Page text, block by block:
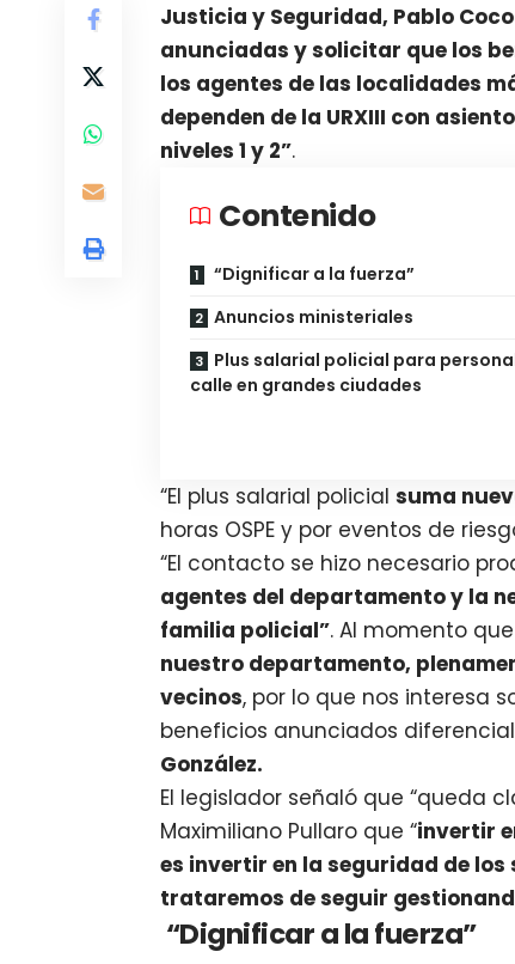
Justicia y Seguridad, Pablo
anunciadas y solicitar que los
los agentes de las localidades
dependen de la URXIII con
niveles 1 y 2”.
Contenido
“Dignificar a la fuerza”
Anuncios ministeriales
Plus salarial policial para
calle en grandes ciudades
“El plus salarial policialsuma
horas OSPE y por eventos de
“El contacto se hizo necesario
agentes del departamento y la
familia policial”. Al momento
nuestro departamento,
vecinos, por lo que nos interesa
beneficios anunciados
González.
El legislador señaló que “queda
Maximiliano Pullaro que “invertir
es invertir en la seguridad de
trataremos de seguir
“Dignificar a la fuerza”